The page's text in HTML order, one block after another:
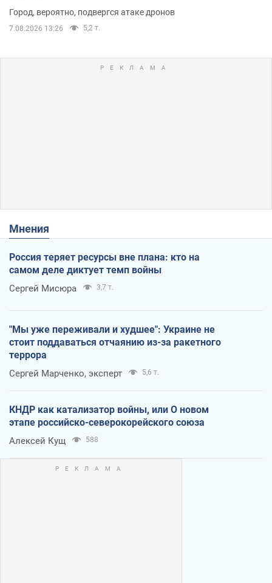
Город, вероятно, подвергся атаке дронов
7.08.2026 13:26 5,2 т.
Мнения
Россия теряет ресурсы вне плана: кто на
самом деле диктует темп войны
Сергей Мисюра 3,7 т.
"Мы уже переживали и худшее": Украине не
стоит поддаваться отчаянию из-за ракетного
террора
Сергей Марченко, эксперт 5,6 т.
КНДР как катализатор войны, или О новом
этапе российско-северокорейского союза
Алексей Кущ 588